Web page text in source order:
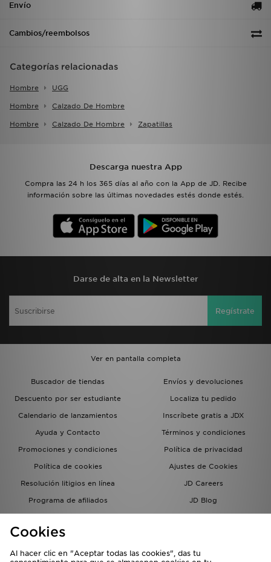
Envío
Cambios/reembolsos
Categorías relacionadas
Hombre UGG
Hombre Calzado De Hombre
Hombre Calzado De Hombre Zapatillas
Descarga nuestra App
Compra las 24 h los 365 días al año con la App de JD. Recibe
información sobre las últimas novedades estés donde estés.
Darse de alta en la Newsletter
Regístrate
Ver en pantalla completa
Buscador de tiendas
Envíos y devoluciones
Descuento por ser estudiante
Localiza tu pedido
Calendario de lanzamientos
Inscríbete gratis a JDX
Ayuda y Contacto
Términos y condiciones
Promociones y condiciones
Política de privacidad
Política de cookies
Ajustes de Cookies
Resolución litigios en línea
JD Careers
Programa de afiliados
JD Blog
del grupo JD - Whistleblowing
Cookies
Al hacer clic en "Aceptar todas las cookies", das tu